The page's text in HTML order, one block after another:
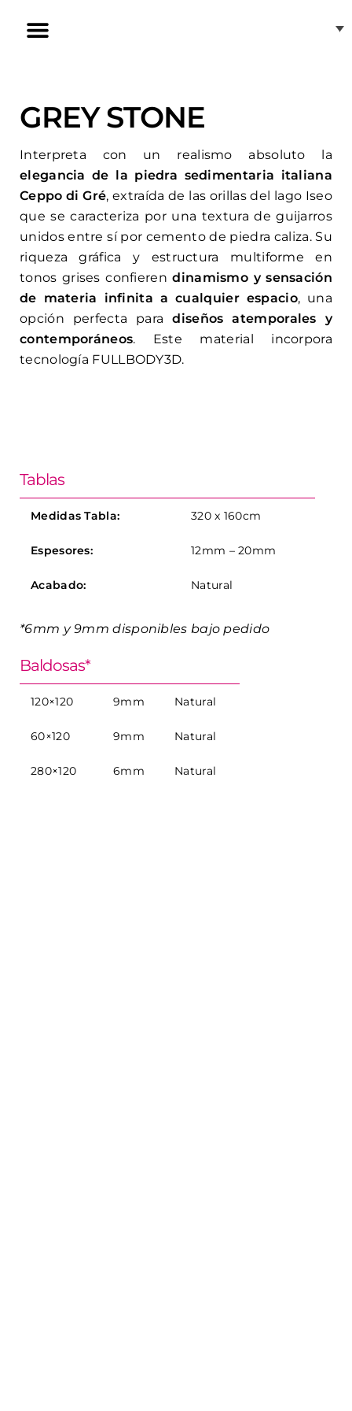
GREY STONE
Interpreta con un realismo absoluto la
elegancia de la piedra sedimentaria italiana
Ceppo di Gré, extraída de las orillas del lago Iseo
que se caracteriza por una textura de guijarros
unidos entre sí por cemento de piedra caliza. Su
riqueza gráfica y estructura multiforme en
tonos grises confierendinamismo y sensación
de materia infinita a cualquier espacio, una
opción perfecta paradiseños atemporales y
contemporáneos. Este material incorpora
tecnología FULLBODY3D.
Tablas
Medidas Tabla: 320 x 160cm
Espesores: 12mm – 20mm
Acabado: Natural
*6mm y 9mm disponibles bajo pedido
Baldosas*
120×120 9mm Natural
60×120 9mm Natural
280×120 6mm Natural